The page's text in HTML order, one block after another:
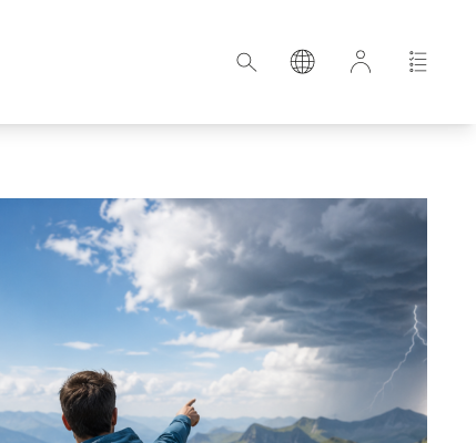
Croatie
Estonie
Allemagne
Hongrie
Lettonie